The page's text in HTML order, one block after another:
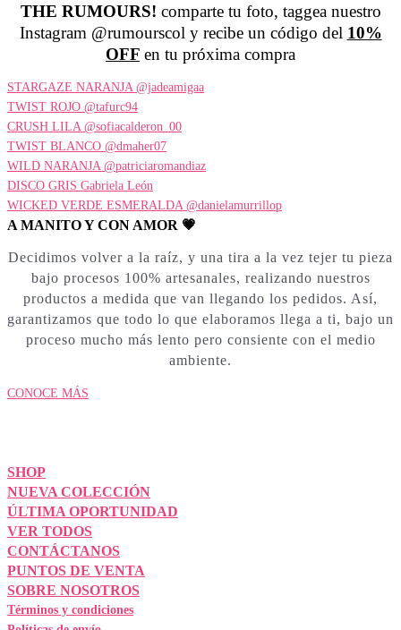
THE RUMOURS! comparte tu foto, taggea nuestro
Instagram @rumourscol y recibe un código del 10%
OFF en tu próxima compra
STARGAZE NARANJA @jadeamigaa
TWIST ROJO @tafurc94
CRUSH LILA @sofiacalderon_00
TWIST BLANCO @dmaher07
WILD NARANJA @patriciaromandiaz
DISCO GRIS Gabriela León
WICKED VERDE ESMERALDA @danielamurrillop
A MANITO Y CON AMOR 💗
Decidimos volver a la raíz, y una tira a la vez tejer tu pieza
bajo procesos 100% artesanales, realizando nuestros
productos a medida que van llegando los pedidos. Así,
garantizamos que todo lo que elaboramos llega a ti, bajo un
proceso mucho más lento pero consiente con el medio
ambiente.
CONOCE MÁS
SHOP
NUEVA COLECCIÓN
ÚLTIMA OPORTUNIDAD
VER TODOS
CONTÁCTANOS
PUNTOS DE VENTA
SOBRE NOSOTROS
Términos y condiciones